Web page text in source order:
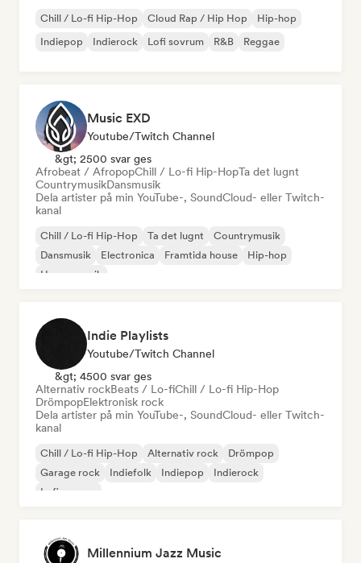
Chill / Lo-fi Hip-Hop Cloud Rap / Hip Hop
Hip-hop
Indiepop
Indierock Lofi sovrum R&B Reggae
Music EXD
Youtube/Twitch Channel
&gt; 2500 svar ges
Afrobeat / AfropopChill / Lo-fi Hip-HopTa det lugnt
CountrymusikDansmusik
Dela artister på min YouTube-, SoundCloud- eller Twitch-
kanal
Chill / Lo-fi Hip-Hop Ta det lugnt
Countrymusik
Dansmusik
Electronica Framtida house
Hip-hop
House-musik
Indie Playlists
Youtube/Twitch Channel
&gt; 4500 svar ges
Alternativ rockBeats / Lo-fiChill / Lo-fi Hip-Hop
DrömpopElektronisk rock
Dela artister på min YouTube-, SoundCloud- eller Twitch-
kanal
Chill / Lo-fi Hip-Hop Alternativ rock
Drömpop
Garage rock
Indiefolk Indiepop
Indierock
Lofi sovrum
Millennium Jazz Music